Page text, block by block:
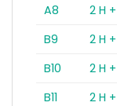
A8
2 H
B9
2 H
B10
2 H
B11
2 H